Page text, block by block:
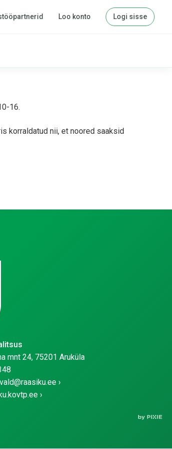
Loo konto Logi sisse
16.
korraldatud nii, et noored saaksid
mnt 24, 75201 Aruküla